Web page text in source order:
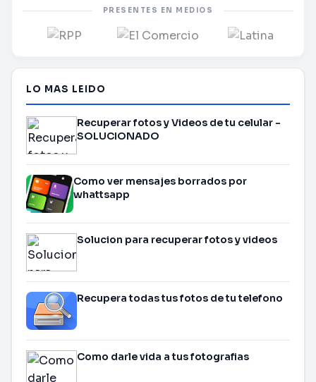
PRESENTES EN MEDIOS
LO MAS LEIDO
Recuperar fotos y Videos de tu celular -
SOLUCIONADO
Como ver mensajes borrados por
whattsapp
Solucion para recuperar fotos y videos
Recupera todas tus fotos de tu telefono
Como darle vida a tus fotografias